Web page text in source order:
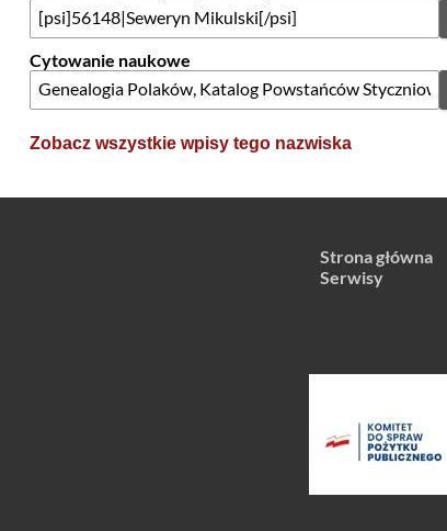
Cytowanie naukowe
Zobacz wszystkie wpisy tego nazwiska
Strona główna
Serwisy